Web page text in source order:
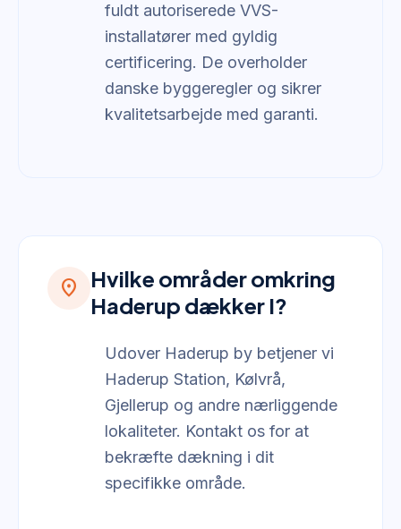
fuldt autoriserede VVS-
installatører med gyldig
certificering. De overholder
danske byggeregler og sikrer
kvalitetsarbejde med garanti.
location_on
Hvilke områder omkring
Haderup dækker I?
Udover Haderup by betjener vi
Haderup Station, Kølvrå,
Gjellerup og andre nærliggende
lokaliteter. Kontakt os for at
bekræfte dækning i dit
specifikke område.